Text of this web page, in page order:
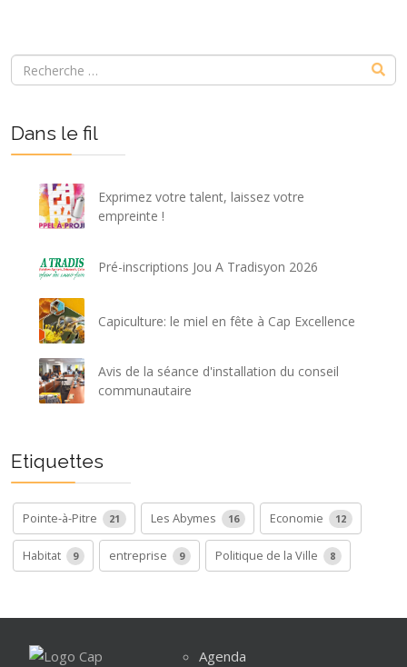
Dans le fil
Exprimez votre talent, laissez votre
empreinte !
Pré-inscriptions Jou A Tradisyon 2026
Capiculture: le miel en fête à Cap Excellence
Avis de la séance d'installation du conseil
communautaire
Etiquettes
Pointe-à-Pitre 21 Les Abymes 16 Economie 12
Habitat 9 entreprise 9 Politique de la Ville 8
Agenda